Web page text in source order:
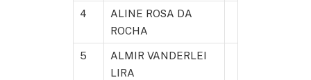
4
ALINE ROSA DA
ROCHA
5
ALMIR VANDERLEI
LIRA